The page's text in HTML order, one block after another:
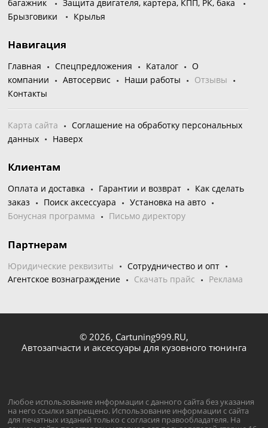
багажник
Защита двигателя, картера, КПП, РК, бака
Брызговики
Крылья
Навигация
Главная Спецпредложения Каталог
О
компании
Автосервис Наши работы
Отзывы
Контакты
Карта сайта
Соглашение на обработку персональных
данных
Наверх
Клиентам
Оплата и доставка Гарантии и возврат
Как сделать
заказ
Поиск аксессуара
Установка на авто
Бонусная программа
Письмо директору
Партнерам
Юридические реквизиты
Сотрудничество и опт
Агентское вознаграждение
Скачать прайс Реклама
© 2026, Cartuning999.RU,
Автозапчасти и аксессуары для кузовного тюнинга
Любое использование информации с данного сайта без указания
на него ссылки запрещено. Использование информации с сайта
для печатных изданий только с согласия правообладателя. На